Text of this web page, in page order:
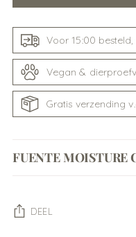
Voor 15:00
Vegan &
Gratis verzending
FUENTE MOISTURE
DEEL